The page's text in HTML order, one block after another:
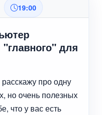
19:00
для
про одну
но очень полезных
что у вас есть